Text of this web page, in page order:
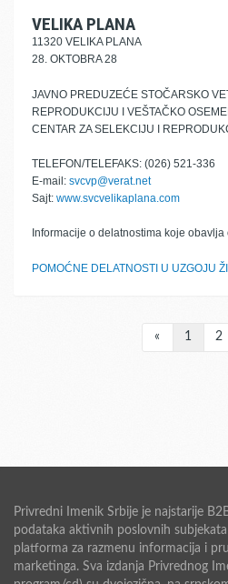
VELIKA PLANA
11320 VELIKA PLANA
28. OKTOBRA 28
JAVNO PREDUZEĆE STOČARSKO
REPRODUKCIJU I VEŠTAČKO
CENTAR ZA SELEKCIJU I
TELEFON/TELEFAKS: (026) 521-336
E-mail: svcvp@verat.net
Sajt: www.svcvelikaplana.com
Informacije o delatnostima koje obavlja
POMOĆNE DELATNOSTI U UZGOJU
« 1 2
Privredni Imenik Srbije je najstarije
podataka aktivnih poslovnih
platforma za razmenu informacija i
marketinga. Sva izdanja Privrednog